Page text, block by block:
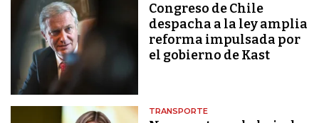
Congreso de Chile
despacha a la ley amplia
reforma impulsada por
el gobierno de Kast
TRANSPORTE